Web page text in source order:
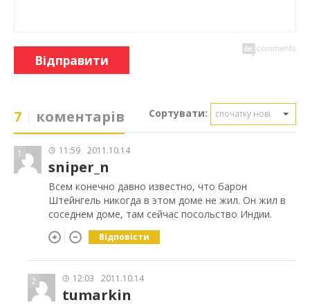
Відправити
7 коментарів Сортувати: спочатку нові
1 11:59 2011.10.14
sniper_n
Всем конечно давно известно, что барон
Штейнгель никогда в этом доме не жил. Он жил в
соседнем доме, там сейчас посольство Индии.
Відповісти
2 12:03 2011.10.14
tumarkin